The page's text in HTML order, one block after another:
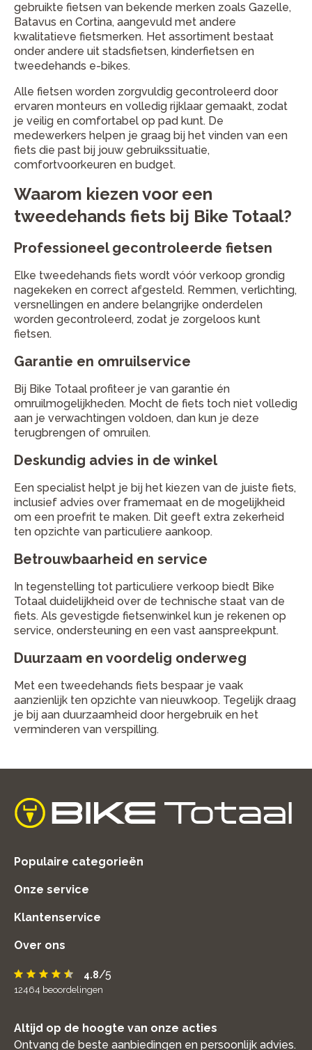
gebruikte fietsen van bekende merken zoals Gazelle,
Batavus en Cortina, aangevuld met andere
kwalitatieve fietsmerken. Het assortiment bestaat
onder andere uit stadsfietsen, kinderfietsen en
tweedehands e-bikes.
Alle fietsen worden zorgvuldig gecontroleerd door
ervaren monteurs en volledig rijklaar gemaakt, zodat
je veilig en comfortabel op pad kunt. De
medewerkers helpen je graag bij het vinden van een
fiets die past bij jouw gebruikssituatie,
comfortvoorkeuren en budget.
Waarom kiezen voor een
tweedehands fiets bij Bike Totaal?
Professioneel gecontroleerde fietsen
Elke tweedehands fiets wordt vóór verkoop grondig
nagekeken en correct afgesteld. Remmen, verlichting,
versnellingen en andere belangrijke onderdelen
worden gecontroleerd, zodat je zorgeloos kunt
fietsen.
Garantie en omruilservice
Bij Bike Totaal profiteer je van garantie én
omruilmogelijkheden. Mocht de fiets toch niet volledig
aan je verwachtingen voldoen, dan kun je deze
terugbrengen of omruilen.
Deskundig advies in de winkel
Een specialist helpt je bij het kiezen van de juiste fiets,
inclusief advies over framemaat en de mogelijkheid
om een proefrit te maken. Dit geeft extra zekerheid
ten opzichte van particuliere aankoop.
Betrouwbaarheid en service
In tegenstelling tot particuliere verkoop biedt Bike
Totaal duidelijkheid over de technische staat van de
fiets. Als gevestigde fietsenwinkel kun je rekenen op
service, ondersteuning en een vast aanspreekpunt.
Duurzaam en voordelig onderweg
Met een tweedehands fiets bespaar je vaak
aanzienlijk ten opzichte van nieuwkoop. Tegelijk draag
je bij aan duurzaamheid door hergebruik en het
verminderen van verspilling.
home
Populaire categorieën
Onze service
Klantenservice
Over ons
4.8/5
12464 beoordelingen
Altijd op de hoogte van onze acties
Ontvang de beste aanbiedingen en persoonlijk advies.